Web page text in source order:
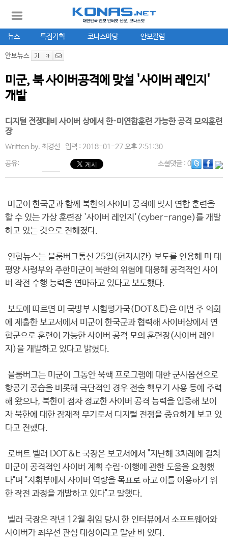
뉴스 특집기획 코나스마당 안보칼럼
안보뉴스
미군, 북 사이버공격에 맞설 '사이버 레인지'
개발
디지털 전쟁대비 사이버 상에서 한·미연합훈련 가능한 공격 모의훈련
장
Written by. 최경선 입력 : 2018-01-27 오후 2:51:30
공유: 소셜댓글: 0
미군이 한국군과 함께 북한의 사이버 공격에 맞서 연합 훈련을
할 수 있는 가상 훈련장 '사이버 레인지'(cyber-range)를 개발
하고 있는 것으로 전해졌다.
연합뉴스는 블룸버그통신 25일(현지시간) 보도를 인용해 미 태
평양 사령부와 주한미군이 북한의 위협에 대응해 공격적인 사이
버 작전 수행 능력을 연마하고 있다고 보도했다.
보도에 따르면 미 국방부 시험평가국(DOT&E)은 이번 주 의회
에 제출한 보고서에서 미군이 한국군과 협력해 사이버상에서 연
합군으로 훈련이 가능한 사이버 공격 모의 훈련장(사이버 레인
지)을 개발하고 있다고 밝혔다.
블룸버그는 미군이 그동안 북핵 프로그램에 대한 군사옵션으로
항공기 공습을 비롯해 극단적인 경우 전술 핵무기 사용 등에 주력
해 왔으나, 북한이 점차 정교한 사이버 공격 능력을 입증해 보이
자 북한에 대한 잠재적 무기로서 디지털 전쟁을 중요하게 보고 있
다고 전했다.
로버트 벨러 DOT&E 국장은 보고서에서 "지난해 3차례에 걸쳐
미군이 공격적인 사이버 계획 수립·이행에 관한 도움을 요청했
다"며 "지휘부에서 사이버 역량을 목표로 하고 이를 이용하기 위
한 작전 과정을 개발하고 있다"고 말했다.
벨러 국장은 작년 12월 취임 당시 한 인터뷰에서 소프트웨어와
사이버가 최우선 관심 대상이라고 말한 바 있다.